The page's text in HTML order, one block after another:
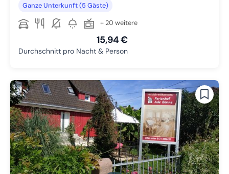
Ganze Unterkunft (5 Gäste)
+ 20 weitere
15,94 €
Durchschnitt pro Nacht & Person